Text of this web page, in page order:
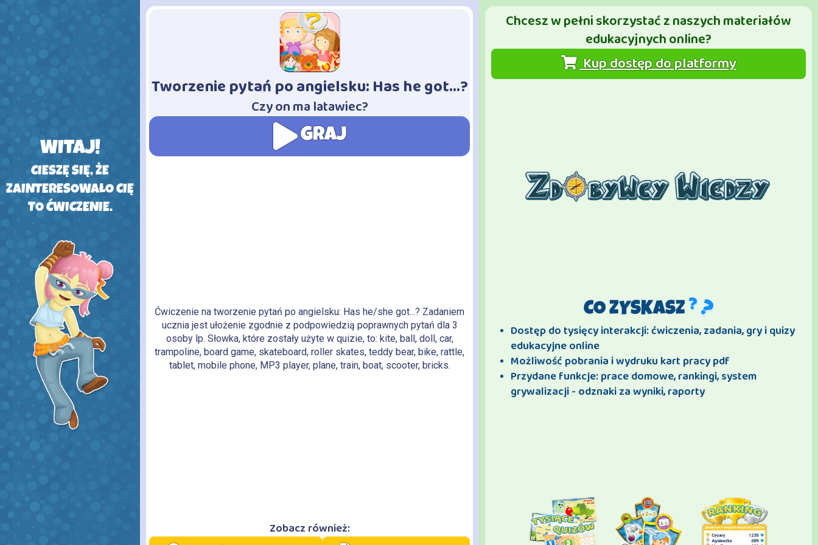
WITAJ!
CIESZĘ SIĘ, ŻE
ZAINTERESOWAŁO CIĘ
TO ĆWICZENIE.
Tworzenie pytań po angielsku: Has he got...?
- Czy on ma latawiec?
GRAJ
Ćwiczenie na tworzenie pytań po angielsku: Has he/she got...? Zadaniem
ucznia jest ułożenie zgodnie z podpowiedzią poprawnych pytań dla 3
osoby lp. Słowka, które zostały użyte w quizie, to: kite, ball, doll, car,
trampoline, board game, skateboard, roller skates, teddy bear, bike, rattle,
tablet, mobile phone, MP3 player, plane, train, boat, scooter, bricks.
Zobacz również:
Chcesz w pełni skorzystać z naszych materiałów
edukacyjnych online?
Kup dostęp do platformy
CO ZYSKASZ
Dostęp do tysięcy interakcji: ćwiczenia, zadania, gry i quizy
edukacyjne online
Możliwość pobrania i wydruku kart pracy pdf
Przydane funkcje: prace domowe, rankingi, system
grywalizacji - odznaki za wyniki, raporty